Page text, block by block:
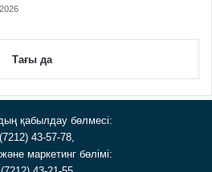
Тағы да
қабылдау бөлмесі:
43-57-78,
маркетинг бөлімі: